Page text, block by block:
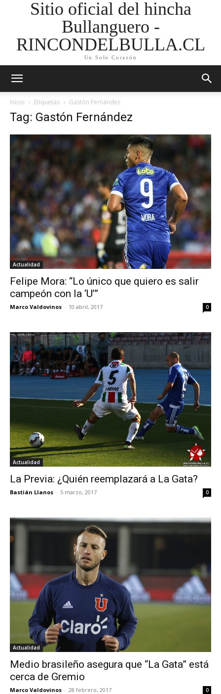
Sitio oficial del hincha
Bullanguero -
RINCONDELBULLA.CL
Un Solo Corazón
Inicio Etiquetas Gastón Fernández
Tag: Gastón Fernández
Actualidad
Felipe Mora: “Lo único que quiero es salir
campeón con la ‘U’”
Marco Valdovinos - 10 abril, 2017 0
Actualidad
La Previa: ¿Quién reemplazará a La Gata?
Bastián Llanos - 5 marzo, 2017 0
Actualidad
Medio brasileño asegura que “La Gata” está
cerca de Gremio
Marco Valdovinos - 28 febrero, 2017 0